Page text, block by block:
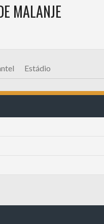
MALANJE
Estádio